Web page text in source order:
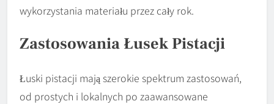
wykorzystania materiału przez cały rok.
Zastosowania Łusek Pistacji
Łuski pistacji mają szerokie spektrum zastosowań,
od prostych i lokalnych po zaawansowane